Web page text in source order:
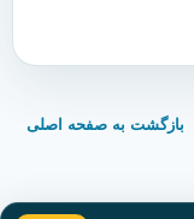
بازگشت به صفحه اصلی